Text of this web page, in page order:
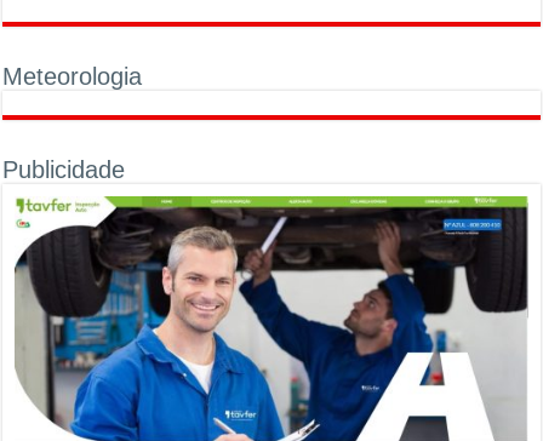
Meteorologia
Publicidade